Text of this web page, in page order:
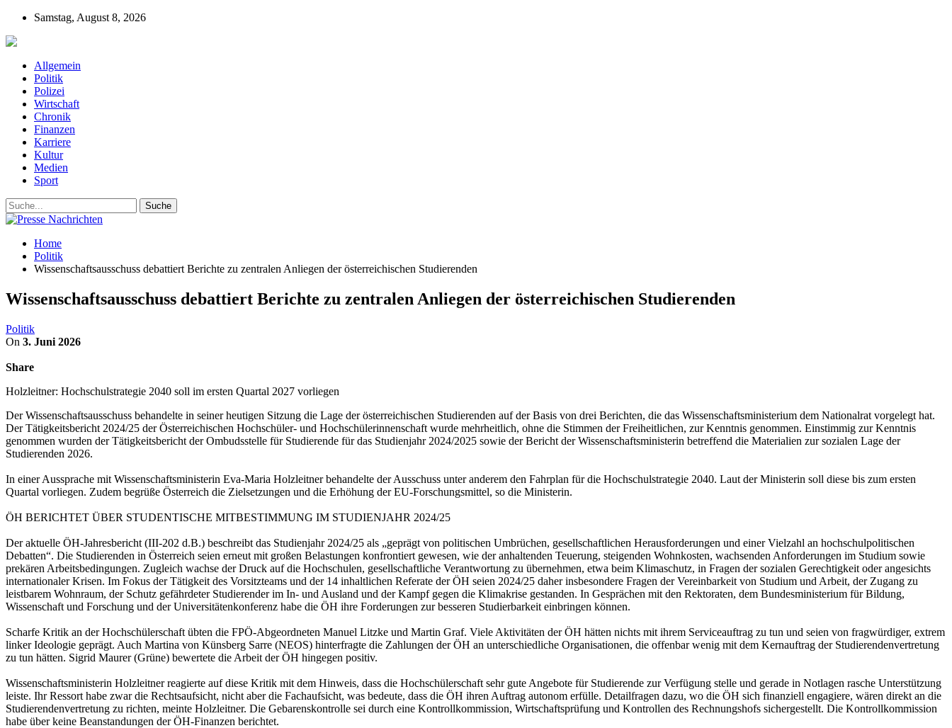
Samstag, August 8, 2026
Allgemein
Politik
Polizei
Wirtschaft
Chronik
Finanzen
Karriere
Kultur
Medien
Sport
Home
Politik
Wissenschaftsausschuss debattiert Berichte zu zentralen Anliegen der österreichischen Studierenden
Wissenschaftsausschuss debattiert Berichte zu zentralen Anliegen der österreichischen Studierenden
Politik
On 3. Juni 2026
Share
Holzleitner: Hochschulstrategie 2040 soll im ersten Quartal 2027 vorliegen
Der Wissenschaftsausschuss behandelte in seiner heutigen Sitzung die Lage der österreichischen Studierenden auf der Basis von drei Berichten, die das Wissenschaftsministerium dem Nationalrat vorgelegt hat.
Der Tätigkeitsbericht 2024/25 der Österreichischen Hochschüler- und Hochschülerinnenschaft wurde mehrheitlich, ohne die Stimmen der Freiheitlichen, zur Kenntnis genommen. Einstimmig zur Kenntnis
genommen wurden der Tätigkeitsbericht der Ombudsstelle für Studierende für das Studienjahr 2024/2025 sowie der Bericht der Wissenschaftsministerin betreffend die Materialien zur sozialen Lage der
Studierenden 2026.
In einer Aussprache mit Wissenschaftsministerin Eva-Maria Holzleitner behandelte der Ausschuss unter anderem den Fahrplan für die Hochschulstrategie 2040. Laut der Ministerin soll diese bis zum ersten
Quartal vorliegen. Zudem begrüße Österreich die Zielsetzungen und die Erhöhung der EU-Forschungsmittel, so die Ministerin.
ÖH BERICHTET ÜBER STUDENTISCHE MITBESTIMMUNG IM STUDIENJAHR 2024/25
Der aktuelle ÖH-Jahresbericht (III-202 d.B.) beschreibt das Studienjahr 2024/25 als „geprägt von politischen Umbrüchen, gesellschaftlichen Herausforderungen und einer Vielzahl an hochschulpolitischen
Debatten“. Die Studierenden in Österreich seien erneut mit großen Belastungen konfrontiert gewesen, wie der anhaltenden Teuerung, steigenden Wohnkosten, wachsenden Anforderungen im Studium sowie
prekären Arbeitsbedingungen. Zugleich wachse der Druck auf die Hochschulen, gesellschaftliche Verantwortung zu übernehmen, etwa beim Klimaschutz, in Fragen der sozialen Gerechtigkeit oder angesichts
internationaler Krisen. Im Fokus der Tätigkeit des Vorsitzteams und der 14 inhaltlichen Referate der ÖH seien 2024/25 daher insbesondere Fragen der Vereinbarkeit von Studium und Arbeit, der Zugang zu
leistbarem Wohnraum, der Schutz gefährdeter Studierender im In- und Ausland und der Kampf gegen die Klimakrise gestanden. In Gesprächen mit den Rektoraten, dem Bundesministerium für Bildung,
Wissenschaft und Forschung und der Universitätenkonferenz habe die ÖH ihre Forderungen zur besseren Studierbarkeit einbringen können.
Scharfe Kritik an der Hochschülerschaft übten die FPÖ-Abgeordneten Manuel Litzke und Martin Graf. Viele Aktivitäten der ÖH hätten nichts mit ihrem Serviceauftrag zu tun und seien von fragwürdiger, extrem
linker Ideologie geprägt. Auch Martina von Künsberg Sarre (NEOS) hinterfragte die Zahlungen der ÖH an unterschiedliche Organisationen, die offenbar wenig mit dem Kernauftrag der Studierendenvertretung
zu tun hätten. Sigrid Maurer (Grüne) bewertete die Arbeit der ÖH hingegen positiv.
Wissenschaftsministerin Holzleitner reagierte auf diese Kritik mit dem Hinweis, dass die Hochschülerschaft sehr gute Angebote für Studierende zur Verfügung stelle und gerade in Notlagen rasche Unterstützung
leiste. Ihr Ressort habe zwar die Rechtsaufsicht, nicht aber die Fachaufsicht, was bedeute, dass die ÖH ihren Auftrag autonom erfülle. Detailfragen dazu, wo die ÖH sich finanziell engagiere, wären direkt an die
Studierendenvertretung zu richten, meinte Holzleitner. Die Gebarenskontrolle sei durch eine Kontrollkommission, Wirtschaftsprüfung und Kontrollen des Rechnungshofs sichergestellt. Die Kontrollkommission
habe über keine Beanstandungen der ÖH-Finanzen berichtet.